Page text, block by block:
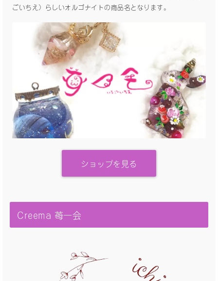
ごいちえ）らしいオルゴナイトの商品名となります。
ショップを見る
Creema 苺一会